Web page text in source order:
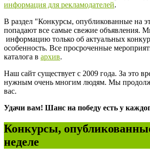
информация для рекламодателей.
В раздел "Конкурсы, опубликованные на
попадают все самые свежие объявления.
информацию только об актуальных
особенность. Все просроченные
каталога в архив.
Наш сайт существует с 2009 года. За это
нужным очень многим людям. Мы
вас.
Удачи вам! Шанс на победу есть у
Конкурсы,
неделе